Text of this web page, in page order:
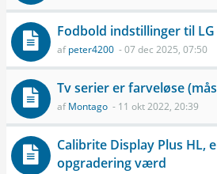
Fodbold indstillinger til LG
afpeter4200 - 07 dec 2025, 07:50
Tv serier er farveløse
afMontago - 11 okt 2022, 20:39
Calibrite Display Plus HL,
opgradering værd